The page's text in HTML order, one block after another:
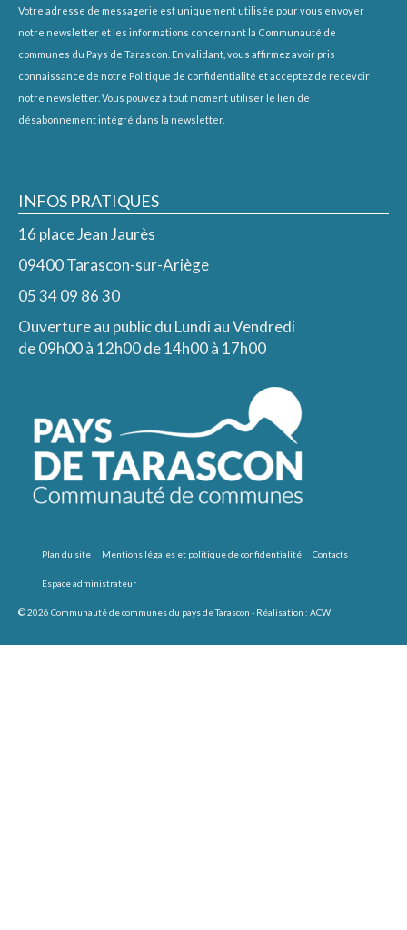
Votre adresse de messagerie est uniquement utilisée pour vous envoyer
notre newsletter et les informations concernant la Communauté de
communes du Pays de Tarascon. En validant, vous affirmez avoir pris
connaissance de notre Politique de confidentialité et acceptez de recevoir
notre newsletter. Vous pouvez à tout moment utiliser le lien de
désabonnement intégré dans la newsletter.
INFOS PRATIQUES
16 place Jean Jaurès
09400 Tarascon-sur-Ariège
05 34 09 86 30
Ouverture au public du Lundi au Vendredi
de 09h00 à 12h00 de 14h00 à 17h00
Plan du site Mentions légales et politique de confidentialité Contacts
Espace administrateur
© 2026 Communauté de communes du pays de Tarascon - Réalisation : ACW